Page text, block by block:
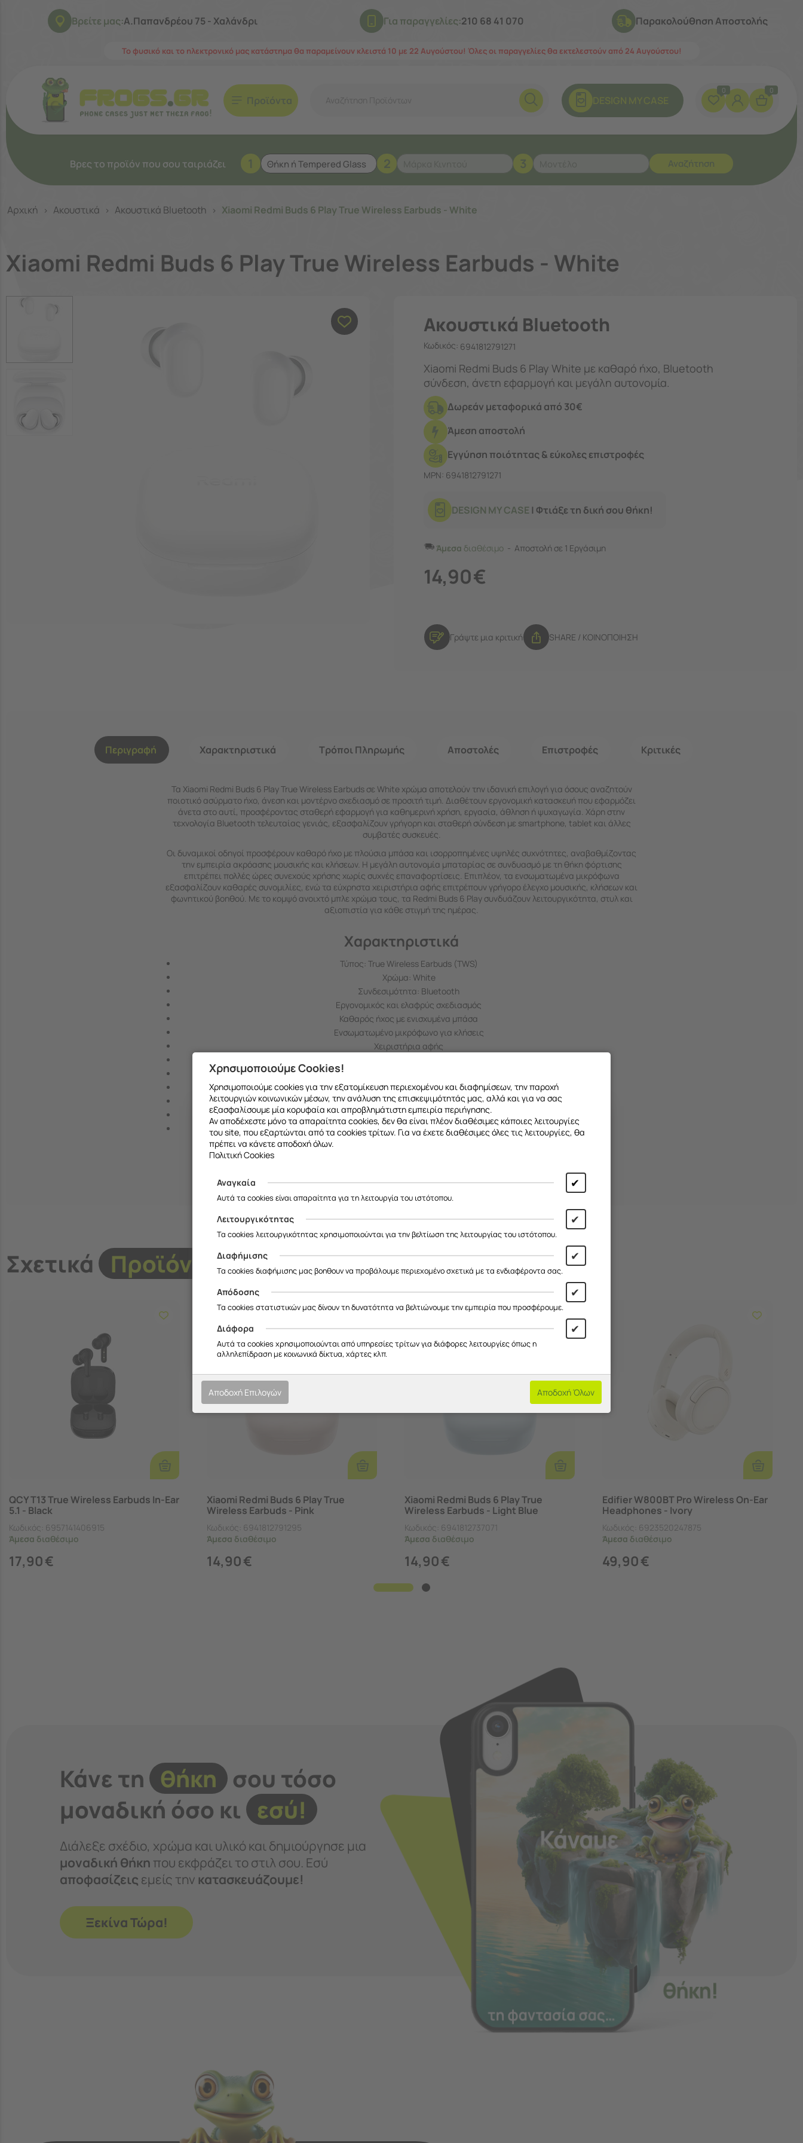
Βρείτε μας:Α.Παπανδρέου 75 - Χαλάνδρι Για παραγγελίες:210 68 41 070 Παρακολούθηση Αποστολής
Το φυσικό και το ηλεκτρονικό μας κατάστημα θα παραμείνουν κλειστά 10 με 22 Αυγούστου! Όλες οι παραγγελίες θα εκτελεστούν από 24 Αυγούστου!
Προϊόντα DESIGN ΜY CASE
0 0
Βρες το προϊόν που σου ταιριάζει 1 2 3 Αναζήτηση
Αρχική > Ακουστικά > Ακουστικά Bluetooth > Xiaomi Redmi Buds 6 Play True Wireless Earbuds - White
Xiaomi Redmi Buds 6 Play True Wireless Earbuds - White
Ακουστικά Bluetooth
Κωδικός: 6941812791271
Xiaomi Redmi Buds 6 Play White με καθαρό ήχο, Bluetooth
σύνδεση, άνετη εφαρμογή και μεγάλη αυτονομία.
Δωρεάν μεταφορικά από 30€
Άμεση αποστολή
Εγγύηση ποιότητας & εύκολες επιστροφές
MPN: 6941812791271
DESIGN MY CASE | Φτιάξε τη δική σου θήκη!
Άμεσα διαθέσιμο Αποστολή σε 1 Εργάσιμη
14,90€
Γράψτε μια κριτική SHARE / ΚΟΙΝΟΠΟΙΗΣΗ
Περιγραφή Χαρακτηριστικά Τρόποι Πληρωμής Αποστολές Επιστροφές Κριτικές
Τα Xiaomi Redmi Buds 6 Play True Wireless Earbuds σε White χρώμα αποτελούν την ιδανική επιλογή για όσους αναζητούν
ποιοτικό ασύρματο ήχο, άνεση και μοντέρνο σχεδιασμό σε προσιτή τιμή. Διαθέτουν εργονομική κατασκευή που εφαρμόζει
άνετα στο αυτί, προσφέροντας σταθερή εφαρμογή για καθημερινή χρήση, εργασία, άθληση ή ψυχαγωγία. Χάρη στην
τεχνολογία Bluetooth τελευταίας γενιάς, εξασφαλίζουν γρήγορη και σταθερή σύνδεση με smartphone, tablet και άλλες
συμβατές συσκευές.
Οι δυναμικοί οδηγοί προσφέρουν καθαρό ήχο με πλούσια μπάσα και ισορροπημένες υψηλές συχνότητες, αναβαθμίζοντας
την εμπειρία ακρόασης μουσικής και κλήσεων. Η μεγάλη αυτονομία μπαταρίας σε συνδυασμό με τη θήκη φόρτισης
επιτρέπει πολλές ώρες συνεχούς χρήσης χωρίς συχνές επαναφορτίσεις. Επιπλέον, τα ενσωματωμένα μικρόφωνα
εξασφαλίζουν καθαρές συνομιλίες, ενώ τα εύχρηστα χειριστήρια αφής επιτρέπουν γρήγορο έλεγχο μουσικής, κλήσεων και
φωνητικού βοηθού. Με το κομψό ανοιχτό μπλε χρώμα τους, τα Redmi Buds 6 Play συνδυάζουν λειτουργικότητα, στυλ και
αξιοπιστία για κάθε στιγμή της ημέρας.
Χαρακτηριστικά
Τύπος: True Wireless Earbuds (TWS)
Χρώμα: White
Συνδεσιμότητα: Bluetooth
Εργονομικός και ελαφρύς σχεδιασμός
Καθαρός ήχος με ενισχυμένα μπάσα
Ενσωματωμένο μικρόφωνο για κλήσεις
Χειριστήρια αφής
Θήκη φόρτισης για επιπλέον αυτονομία
Γρήγορη και σταθερή ασύρματη σύνδεση
Ιδανικά για μουσική, κλήσεις και gaming
Φωνητικός βοηθός με ένα άγγιγμα
Μέχρι 36 Ωρες λειτουργίας μαζί με τη θήκη.
Σχετικά Προϊόντα
Προσθήκη
Στο
Καλάθι
QCY T13 True Wireless Earbuds In-Ear
5.1 - Black
Κωδικός: 6957141406915
Άμεσα διαθέσιμο
17,90€
Προσθήκη
Στο
Καλάθι
Xiaomi Redmi Buds 6 Play True
Wireless Earbuds - Pink
Κωδικός: 6941812791295
Άμεσα διαθέσιμο
14,90€
Προσθήκη
Στο
Καλάθι
Xiaomi Redmi Buds 6 Play True
Wireless Earbuds - Light Blue
Κωδικός: 6941812737071
Άμεσα διαθέσιμο
14,90€
Προσθήκη
Στο
Καλάθι
Edifier W800BT Pro Wireless On-Ear
Headphones - Ivory
Κωδικός: 6923520247875
Άμεσα διαθέσιμο
49,90€
Κάνε τη θήκη σου τόσο
μοναδική όσο κι εσύ!
Διάλεξε σχέδιο, χρώμα και υλικό και δημιούργησε μια
μοναδική θήκη που εκφράζει το στιλ σου. Εσύ
αποφασίζεις εμείς την κατασκευάζουμε!
Ξεκίνα Τώρα!
Χρησιμοποιούμε Cookies!
Χρησιμοποιούμε cookies για την εξατομίκευση περιεχομένου και διαφημίσεων, την παροχή
λειτουργιών κοινωνικών μέσων, την ανάλυση της επισκεψιμότητάς μας, αλλά και για να σας
εξασφαλίσουμε μία κορυφαία και απροβλημάτιστη εμπειρία περιήγησης.
Αν αποδέχεστε μόνο τα απαραίτητα cookies, δεν θα είναι πλέον διαθέσιμες κάποιες λειτουργίες
του site, που εξαρτώνται από τα cookies τρίτων. Για να έχετε διαθέσιμες όλες τις λειτουργίες, θα
πρέπει να κάνετε αποδοχή όλων.
Πολιτική Cookies
Αναγκαία ✔
Αυτά τα cookies είναι απαραίτητα για τη λειτουργία του ιστότοπου.
Λειτουργικότητας ✔
Τα cookies λειτουργικότητας χρησιμοποιούνται για την βελτίωση της λειτουργίας του ιστότοπου.
Διαφήμισης ✔
Τα cookies διαφήμισης μας βοηθουν να προβάλουμε περιεχομένο σχετικά με τα ενδιαφέροντα σας.
Απόδοσης ✔
Τα cookies στατιστικών μας δίνουν τη δυνατότητα να βελτιώνουμε την εμπειρία που προσφέρουμε.
Διάφορα ✔
Αυτά τα cookies χρησιμοποιούνται από υπηρεσίες τρίτων για διάφορες λειτουργίες όπως η
αλληλεπίδραση με κοινωνικά δίκτυα, χάρτες κλπ.
Αποδοχή Επιλογών Αποδοχή Όλων